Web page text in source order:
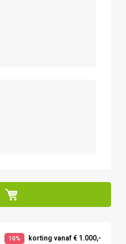
10% korting vanaf € 1.000,-